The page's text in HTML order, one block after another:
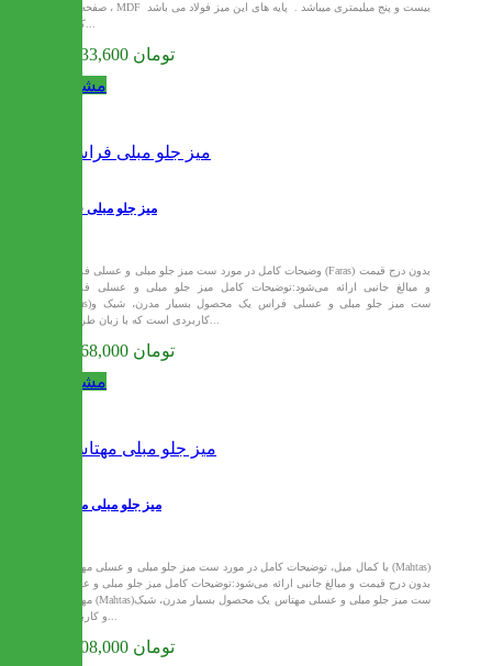
صفحه میز ، MDF بیست و پنج میلیمتری میباشد . پایه های این میز فولاد می باشد
که در...
10,533,600 تومان
مشاهده
میز جلو مبلی فراس
وضیحات کامل در مورد ست میز جلو مبلی و عسلی فراس (Faras) بدون درج قیمت
و مبالغ جانبی ارائه می‌شود:توضیحات کامل میز جلو مبلی و عسلی فراس
(Faras)ست میز جلو مبلی و عسلی فراس یک محصول بسیار مدرن، شیک و
11,168,000 تومان
مشاهده
میز جلو مبلی مهتاس
با کمال میل، توضیحات کامل در مورد ست میز جلو مبلی و عسلی مهتاس (Mahtas)
بدون درج قیمت و مبالغ جانبی ارائه می‌شود:توضیحات کامل میز جلو مبلی و عسلی
مهتاس (Mahtas)ست میز جلو مبلی و عسلی مهتاس یک محصول بسیار مدرن، شیک
11,808,000 تومان